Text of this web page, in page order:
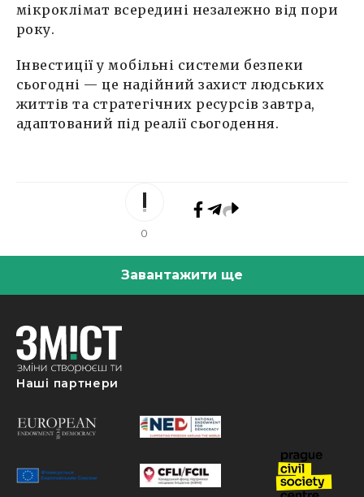
мікроклімат всередині незалежно від пори
року.
Інвестиції у мобільні системи безпеки
сьогодні — це надійний захист людських
життів та стратегічних ресурсів завтра,
адаптований під реалії сьогодення.
0
Завантажити ще
Наші партнери